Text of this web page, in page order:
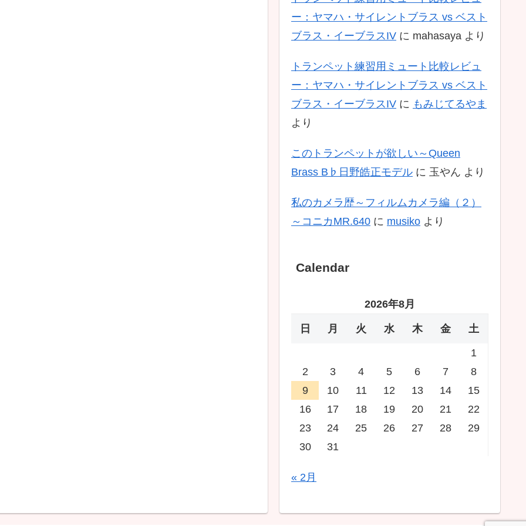
ー：ヤマハ・サイレントブラス vs ベスト
ブラス・イーブラスIV に mahasaya より
トランペット練習用ミュート比較レビュ
ー：ヤマハ・サイレントブラス vs ベスト
ブラス・イーブラスIV に もみじてるやま
より
このトランペットが欲しい～Queen
Brass B♭日野皓正モデル に 玉やん より
私のカメラ歴～フィルムカメラ編（２）
～コニカMR.640 に musiko より
Calendar
2026年8月
日 月 火 水 木 金 土
1
2
3 4 5 6 7
8
9
10 11 12 13 14
15
16
17 18 19 20 21
22
23
24 25 26 27 28
29
30
31
« 2月